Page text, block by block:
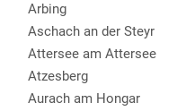
Arbing
Aschach an der Steyr
Attersee am Attersee
Atzesberg
Aurach am Hongar